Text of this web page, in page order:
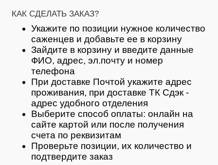
КАК СДЕЛАТЬ ЗАКАЗ?
Укажите по позиции нужное количество
саженцев и добавьте ее в корзину
Зайдите в корзину и введите данные
ФИО, адрес, эл.почту и номер
телефона
При доставке Почтой укажите адрес
проживания, при доставке ТК Сдэк -
адрес удобного отделения
Выберите способ оплаты: онлайн на
сайте картой или после получения
счета по реквизитам
Проверьте позиции, их количество и
подтвердите заказ